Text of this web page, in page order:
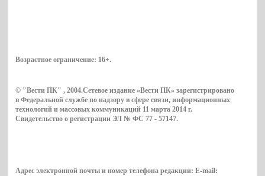
Возрастное ограничение: 16+.
© "Вести ПК" , 2004.Сетевое издание «Вести ПК» зарегистрировано
в Федеральной службе по надзору в сфере связи, информационных
технологий и массовых коммуникаций 11 марта 2014 г.
Свидетельство о регистрации ЭЛ № ФС 77 - 57147.
Адрес электронной почты и номер телефона редакции: E-mail: